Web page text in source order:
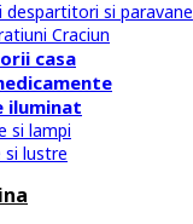
despartitori si paravane
Craciun
casa
iluminat
si lampi
si lustre